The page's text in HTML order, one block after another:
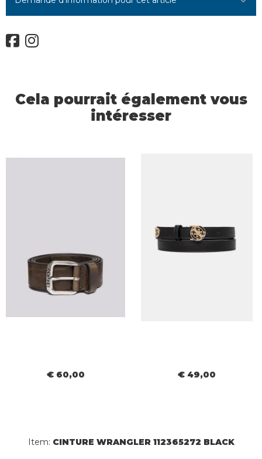
Cela pourrait également vous
intéresser
€ 60,00 € 49,00
Item: CINTURE WRANGLER 112365272 BLACK